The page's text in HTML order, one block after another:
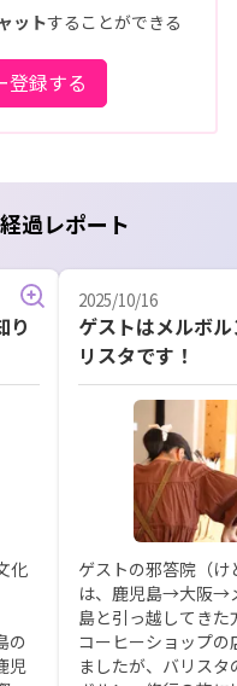
ットすることができる
登録する
過レポート
り
化
の
児
2025/10/16
ゲストはメルボ
リスタです！
ゲストの邪答院（け
は、鹿児島→大阪→
島と引っ越してきた
コーヒーショップ
ましたが、バリス